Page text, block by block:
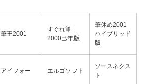
筆王2001
すぐれ筆
2000巳年版
筆休め2001
ハイブリッド
版
アイフォー エルゴソフト
ソースネクス
ト